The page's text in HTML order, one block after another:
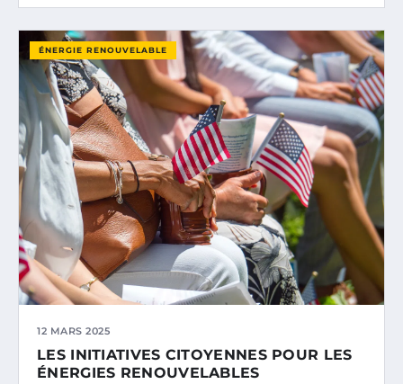
ÉNERGIE RENOUVELABLE
12 MARS 2025
LES INITIATIVES CITOYENNES POUR LES
ÉNERGIES RENOUVELABLES